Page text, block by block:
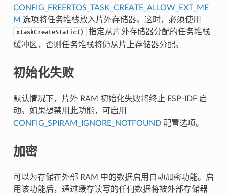
CONFIG_FREERTOS_TASK_CREATE_ALLOW_EXT_ME
M 选项将任务堆栈放入片外存储器。这时，必须使用
xTaskCreateStatic()
指定从片外存储器分配的任务堆栈
缓冲区，否则任务堆栈将仍从片上存储器分配。
初始化失败
默认情况下，片外 RAM 初始化失败将终止 ESP-IDF 启
动。如果想禁用此功能，可启用
CONFIG_SPIRAM_IGNORE_NOTFOUND配置选项。
加密
可以为存储在外部 RAM 中的数据启用自动加密功能。启
用该功能后，通过缓存读写的任何数据将被外部存储器